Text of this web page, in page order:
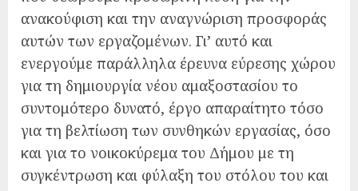
ανακούφιση και την αναγνώριση προσφοράς
αυτών των εργαζομένων. Γι’ αυτό και
ενεργούμε παράλληλα έρευνα εύρεσης χώρου
για τη δημιουργία νέου αμαξοστασίου το
συντομότερο δυνατό, έργο απαραίτητο τόσο
για τη βελτίωση των συνθηκών εργασίας, όσο
και για το νοικοκύρεμα του Δήμου με τη
συγκέντρωση και φύλαξη του στόλου του και